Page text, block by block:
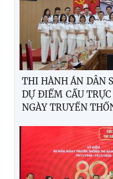
THI HÀNH ÁN DÂN
DỰ ĐIỂM CẦU
NGÀY TRUYỀN